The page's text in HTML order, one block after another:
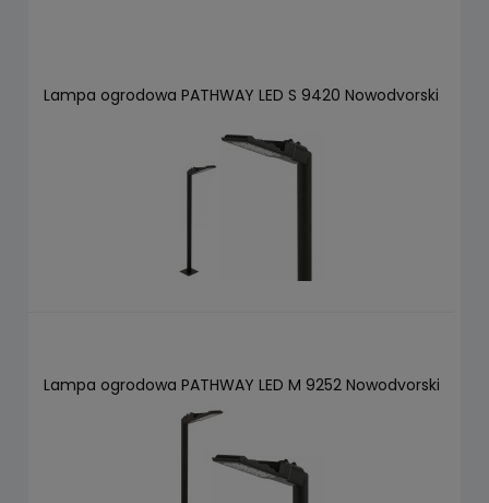
Lampa ogrodowa PATHWAY LED S 9420 Nowodvorski
Lampa ogrodowa PATHWAY LED M 9252 Nowodvorski